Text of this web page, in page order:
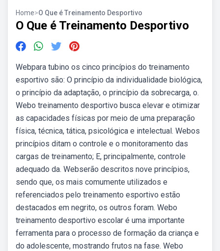
Home>O Que é Treinamento Desportivo
O Que é Treinamento Desportivo
Webpara tubino os cinco princípios do treinamento
esportivo são: O princípio da individualidade biológica,
o princípio da adaptação, o princípio da sobrecarga, o.
Webo treinamento desportivo busca elevar e otimizar
as capacidades físicas por meio de uma preparação
física, técnica, tática, psicológica e intelectual. Webos
princípios ditam o controle e o monitoramento das
cargas de treinamento; E, principalmente, controle
adequado da. Webserão descritos nove princípios,
sendo que, os mais comumente utilizados e
referenciados pelo treinamento esportivo estão
destacados em negrito, os outros foram. Webo
treinamento desportivo escolar é uma importante
ferramenta para o processo de formação da criança e
do adolescente, mostrando frutos na fase. Webo